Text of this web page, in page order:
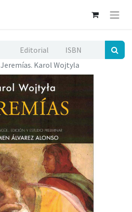
Jeremías. Karol Wojtyla